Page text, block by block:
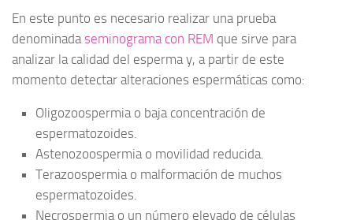
En este punto es necesario realizar una prueba
denominada seminograma con REM que sirve para
analizar la calidad del esperma y, a partir de este
momento detectar alteraciones espermáticas como:
Oligozoospermia o baja concentración de
espermatozoides.
Astenozoospermia o movilidad reducida.
Terazoospermia o malformación de muchos
espermatozoides.
Necrospermia o un número elevado de células